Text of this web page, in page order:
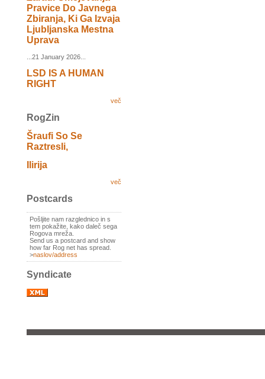
Pravice Do Javnega
Zbiranja, Ki Ga Izvaja
Ljubljanska Mestna
Uprava
...21 January 2026...
LSD IS A HUMAN
RIGHT
več
RogZin
Šraufi So Se
Raztresli,
Ilirija
več
Postcards
Pošljite nam razglednico in s
tem pokažite, kako daleč sega
Rogova mreža.
Send us a postcard and show
how far Rog net has spread.
>naslov/address
Syndicate